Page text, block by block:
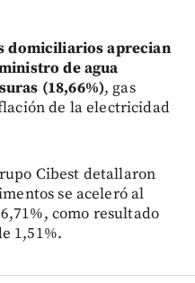
domiciliarios aprecian
de agua
(18,66%), gas
de la electricidad
Cibest detallaron
se aceleró al
como resultado
1,51%.